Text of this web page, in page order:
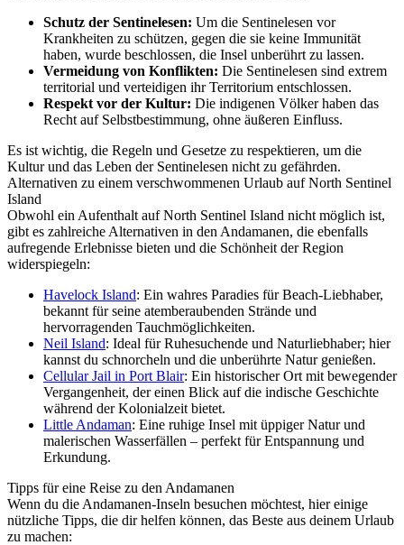
Schutz der Sentinelesen: Um die Sentinelesen vor
Krankheiten zu schützen, gegen die sie keine Immunität
haben, wurde beschlossen, die Insel unberührt zu lassen.
Vermeidung von Konflikten: Die Sentinelesen sind extrem
territorial und verteidigen ihr Territorium entschlossen.
Respekt vor der Kultur: Die indigenen Völker haben das
Recht auf Selbstbestimmung, ohne äußeren Einfluss.
Es ist wichtig, die Regeln und Gesetze zu respektieren, um die
Kultur und das Leben der Sentinelesen nicht zu gefährden.
Alternativen zu einem verschwommenen Urlaub auf North Sentinel
Island
Obwohl ein Aufenthalt auf North Sentinel Island nicht möglich ist,
gibt es zahlreiche Alternativen in den Andamanen, die ebenfalls
aufregende Erlebnisse bieten und die Schönheit der Region
widerspiegeln:
Havelock Island: Ein wahres Paradies für Beach-Liebhaber,
bekannt für seine atemberaubenden Strände und
hervorragenden Tauchmöglichkeiten.
Neil Island: Ideal für Ruhesuchende und Naturliebhaber; hier
kannst du schnorcheln und die unberührte Natur genießen.
Cellular Jail in Port Blair: Ein historischer Ort mit bewegender
Vergangenheit, der einen Blick auf die indische Geschichte
während der Kolonialzeit bietet.
Little Andaman: Eine ruhige Insel mit üppiger Natur und
malerischen Wasserfällen – perfekt für Entspannung und
Erkundung.
Tipps für eine Reise zu den Andamanen
Wenn du die Andamanen-Inseln besuchen möchtest, hier einige
nützliche Tipps, die dir helfen können, das Beste aus deinem Urlaub
zu machen: